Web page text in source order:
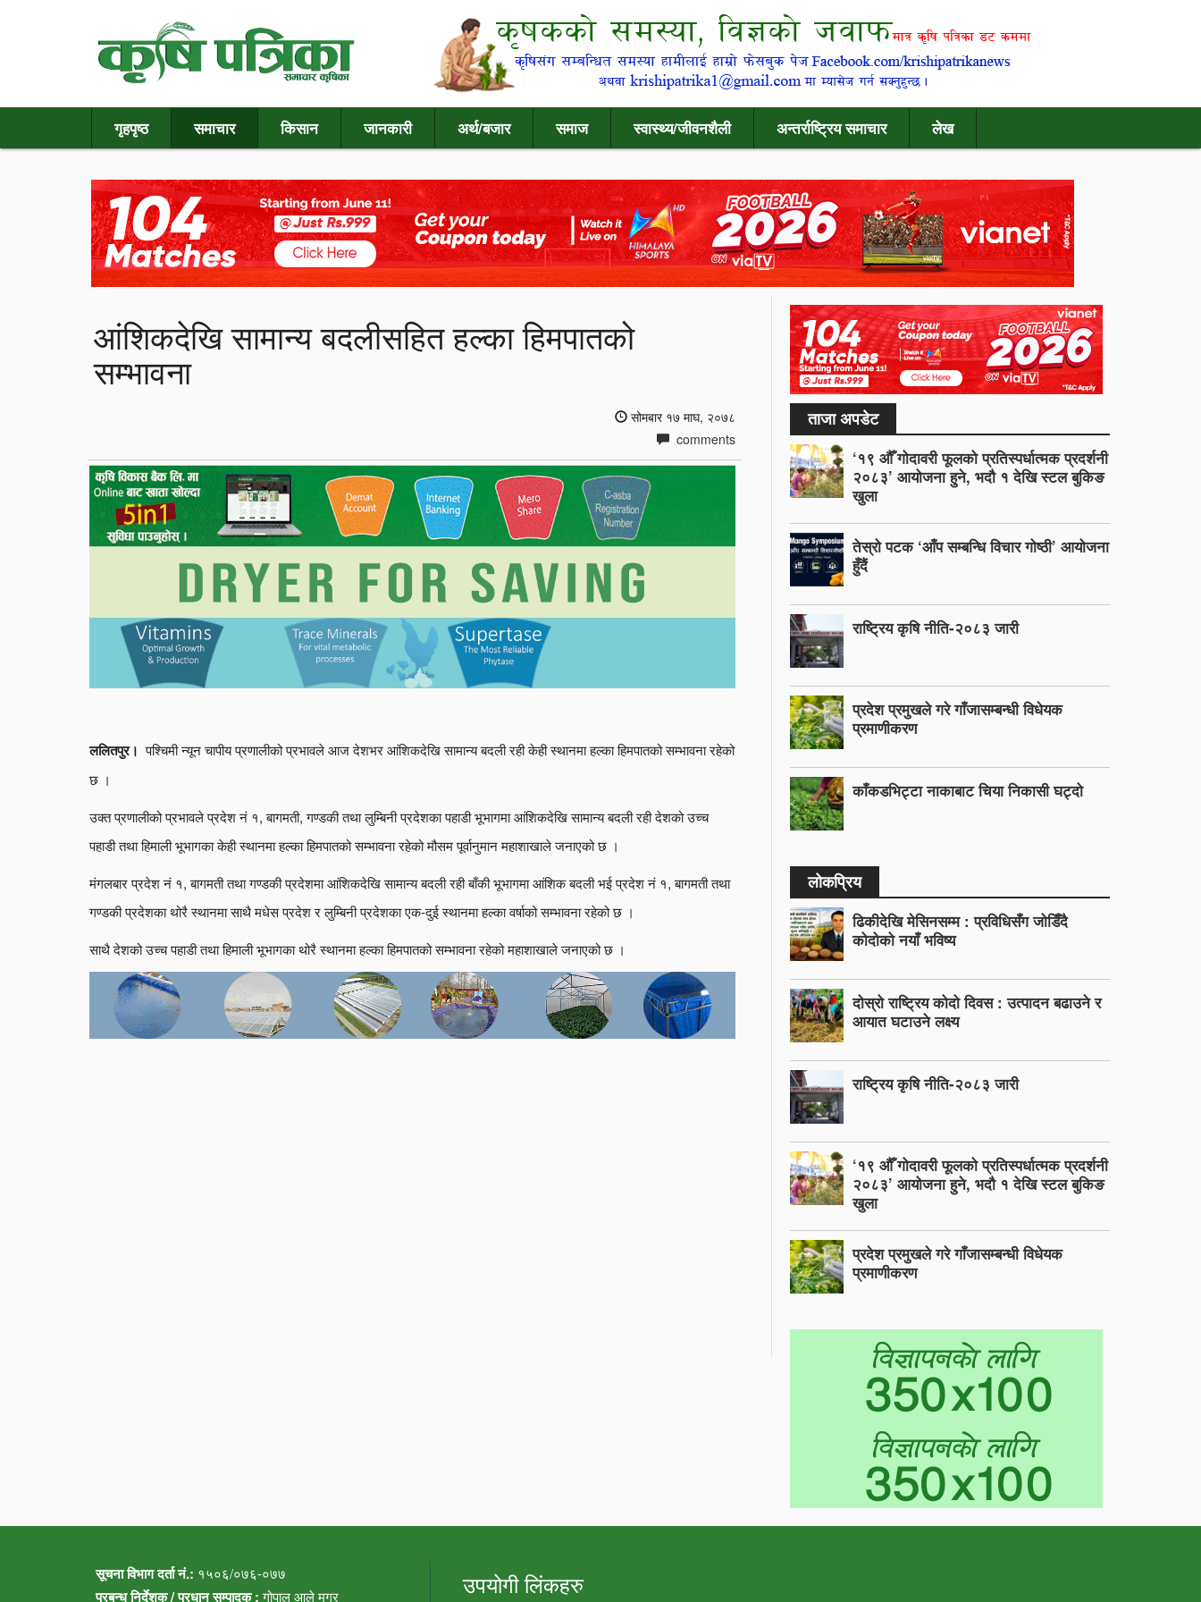
गृहपृष्ठ समाचार किसान जानकारी अर्थ/बजार समाज स्वास्थ्य/जीवनशैली अन्तर्राष्ट्रिय समाचार लेख
आंशिकदेखि सामान्य बदलीसहित हल्का हिमपातको
सम्भावना
सोमबार १७ माघ, २०७८
comments
ललितपुर। पश्चिमी न्यून चापीय प्रणालीको प्रभावले आज देशभर आंशिकदेखि सामान्य बदली रही केही स्थानमा हल्का हिमपातको सम्भावना रहेको
छ ।
उक्त प्रणालीको प्रभावले प्रदेश नं १, बागमती, गण्डकी तथा लुम्बिनी प्रदेशका पहाडी भूभागमा आंशिकदेखि सामान्य बदली रही देशको उच्च
पहाडी तथा हिमाली भूभागका केही स्थानमा हल्का हिमपातको सम्भावना रहेको मौसम पूर्वानुमान महाशाखाले जनाएको छ ।
मंगलबार प्रदेश नं १, बागमती तथा गण्डकी प्रदेशमा आंशिकदेखि सामान्य बदली रही बाँकी भूभागमा आंशिक बदली भई प्रदेश नं १, बागमती तथा
गण्डकी प्रदेशका थोरै स्थानमा साथै मधेस प्रदेश र लुम्बिनी प्रदेशका एक-दुई स्थानमा हल्का वर्षाको सम्भावना रहेको छ ।
साथै देशको उच्च पहाडी तथा हिमाली भूभागका थोरै स्थानमा हल्का हिमपातको सम्भावना रहेको महाशाखाले जनाएको छ ।
ताजा अपडेट
‘१९ औँ गोदावरी फूलको प्रतिस्पर्धात्मक प्रदर्शनी
२०८३’ आयोजना हुने, भदौ १ देखि स्टल बुकिङ
खुला
तेस्रो पटक ‘आँप सम्बन्धि विचार गोष्ठी’ आयोजना
हुँदैं
राष्ट्रिय कृषि नीति-२०८३ जारी
प्रदेश प्रमुखले गरे गाँजासम्बन्धी विधेयक
प्रमाणीकरण
काँकडभिट्टा नाकाबाट चिया निकासी घट्दो
लोकप्रिय
ढिकीदेखि मेसिनसम्म : प्रविधिसँग जोडिँदै
कोदोको नयाँ भविष्य
दोस्रो राष्ट्रिय कोदो दिवस : उत्पादन बढाउने र
आयात घटाउने लक्ष्य
राष्ट्रिय कृषि नीति-२०८३ जारी
‘१९ औँ गोदावरी फूलको प्रतिस्पर्धात्मक प्रदर्शनी
२०८३’ आयोजना हुने, भदौ १ देखि स्टल बुकिङ
खुला
प्रदेश प्रमुखले गरे गाँजासम्बन्धी विधेयक
प्रमाणीकरण
सूचना विभाग दर्ता नं.: १५०६/०७६-०७७
प्रबन्ध निर्देशक / प्रधान सम्पादक :गोपाल आले मगर उपयोगी लिंकहरु